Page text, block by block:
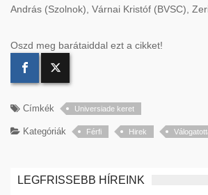
András (Szolnok), Várnai Kristóf (BVSC),
Oszd meg barátaiddal ezt a cikket!
Címkék Universiade keret
Kategóriák Férfi Hirek
LEGFRISSEBB HÍREINK